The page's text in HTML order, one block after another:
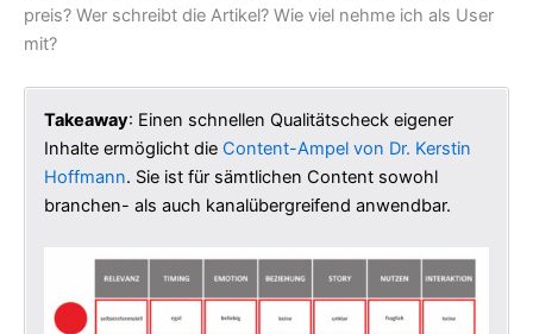
preis? Wer schreibt die Artikel? Wie viel nehme ich als User
mit?
Takeaway: Einen schnellen Qualitätscheck eigener
Inhalte ermöglicht die Content-Ampel von Dr. Kerstin
Hoffmann. Sie ist für sämtlichen Content sowohl
branchen- als auch kanalübergreifend anwendbar.